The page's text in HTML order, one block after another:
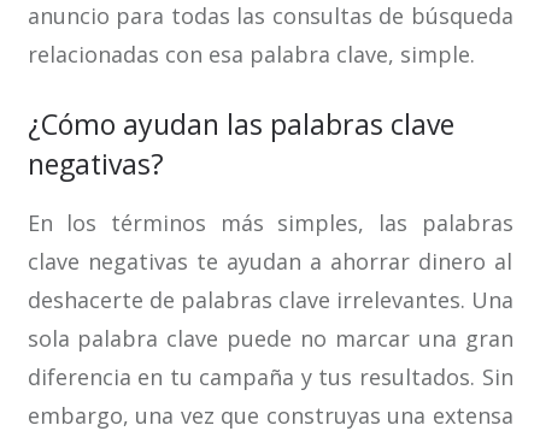
anuncio para todas las consultas de búsqueda
relacionadas con esa palabra clave, simple.
¿Cómo ayudan las palabras clave
negativas?
En los términos más simples, las palabras
clave negativas te ayudan a ahorrar dinero al
deshacerte de palabras clave irrelevantes. Una
sola palabra clave puede no marcar una gran
diferencia en tu campaña y tus resultados. Sin
embargo, una vez que construyas una extensa